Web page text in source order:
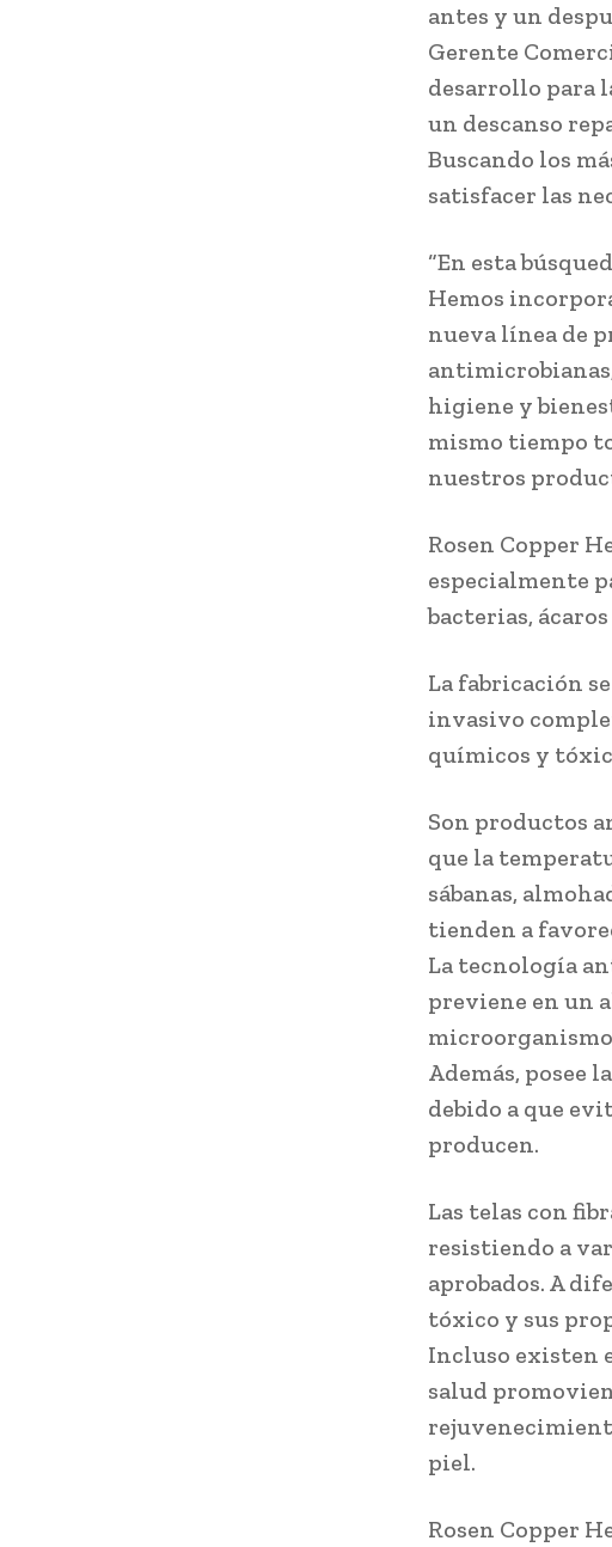
antes y un
Gerente
desarrollo para
un descanso
Buscando los
satisfacer las
“En esta
Hemos
nueva línea de
higiene y
mismo tiempo
nuestros
Rosen Copper
especialmente
bacterias,
La fabricación
invasivo
químicos y
Son productos
que la
sábanas,
tienden a
La tecnología
previene en un
Además, posee
debido a que
producen.
Las telas con
resistiendo a
aprobados. A
tóxico y sus
Incluso existen
salud
piel.
Rosen Copper